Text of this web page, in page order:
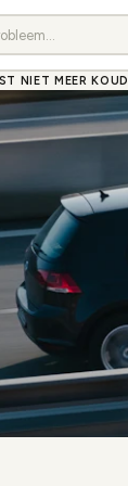
NIET MEER KOUD